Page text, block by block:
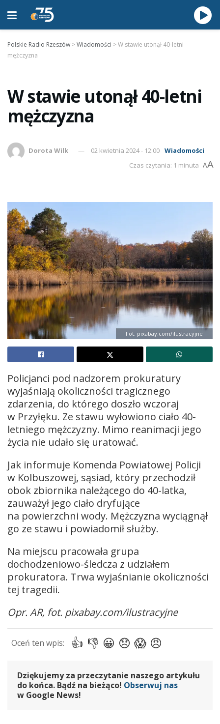
Polskie Radio Rzeszów >Wiadomości >W stawie utonął 40-letni
mężczyzna
W stawie utonął 40-letni
mężczyzna
Dorota Wilk 02 kwietnia 2024 - 12:00 Wiadomości
Czas czytania: 1 minuta AA
Fot. pixabay.com/ilustracyjne
Policjanci pod nadzorem prokuratury
wyjaśniają okoliczności tragicznego
zdarzenia, do którego doszło wczoraj
w Przyłęku. Ze stawu wyłowiono ciało 40-
letniego mężczyzny. Mimo reanimacji jego
życia nie udało się uratować.
Jak informuje Komenda Powiatowej Policji
w Kolbuszowej, sąsiad, który przechodził
obok zbiornika należącego do 40-latka,
zauważył jego ciało dryfujące
na powierzchni wody. Mężczyzna wyciągnął
go ze stawu i powiadomił służby.
Na miejscu pracowała grupa
dochodzeniowo-śledcza z udziałem
prokuratora. Trwa wyjaśnianie okoliczności
tej tragedii.
Opr. AR, fot. pixabay.com/ilustracyjne
Dziękujemy za przeczytanie naszego artykułu
do końca. Bądź na bieżąco! Obserwuj nas
w Google News!